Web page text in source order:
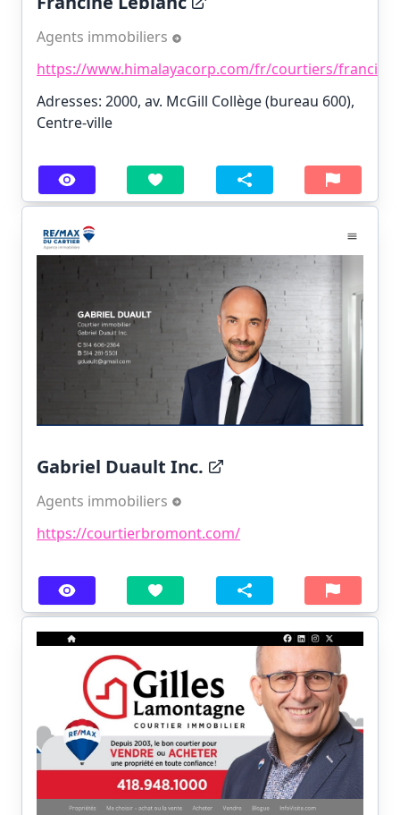
Agents immobiliers
https://www.himalayacorp.com/fr/courtiers/
Adresses: 2000, av. McGill Collège (bureau 600),
Centre-ville
Gabriel Duault Inc.
Agents immobiliers
https://courtierbromont.com/